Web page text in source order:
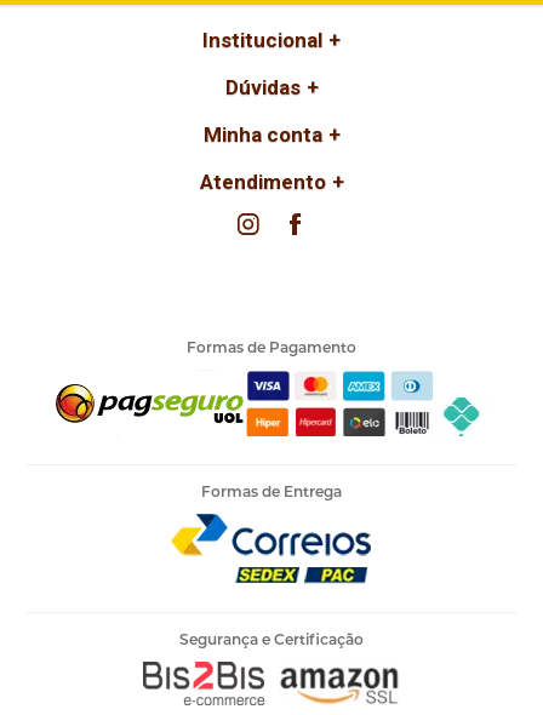
Institucional
Dúvidas
Minha conta
Atendimento
Formas de Pagamento
Formas de Entrega
Segurança e Certificação